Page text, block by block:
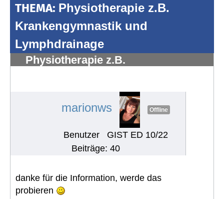
THEMA: Physiotherapie z.B.
Krankengymnastik und
Lymphdrainage
Physiotherapie z.B.
marionws Offline
Benutzer
GIST ED 10/22
Beiträge: 40
danke für die Information, werde das
probieren